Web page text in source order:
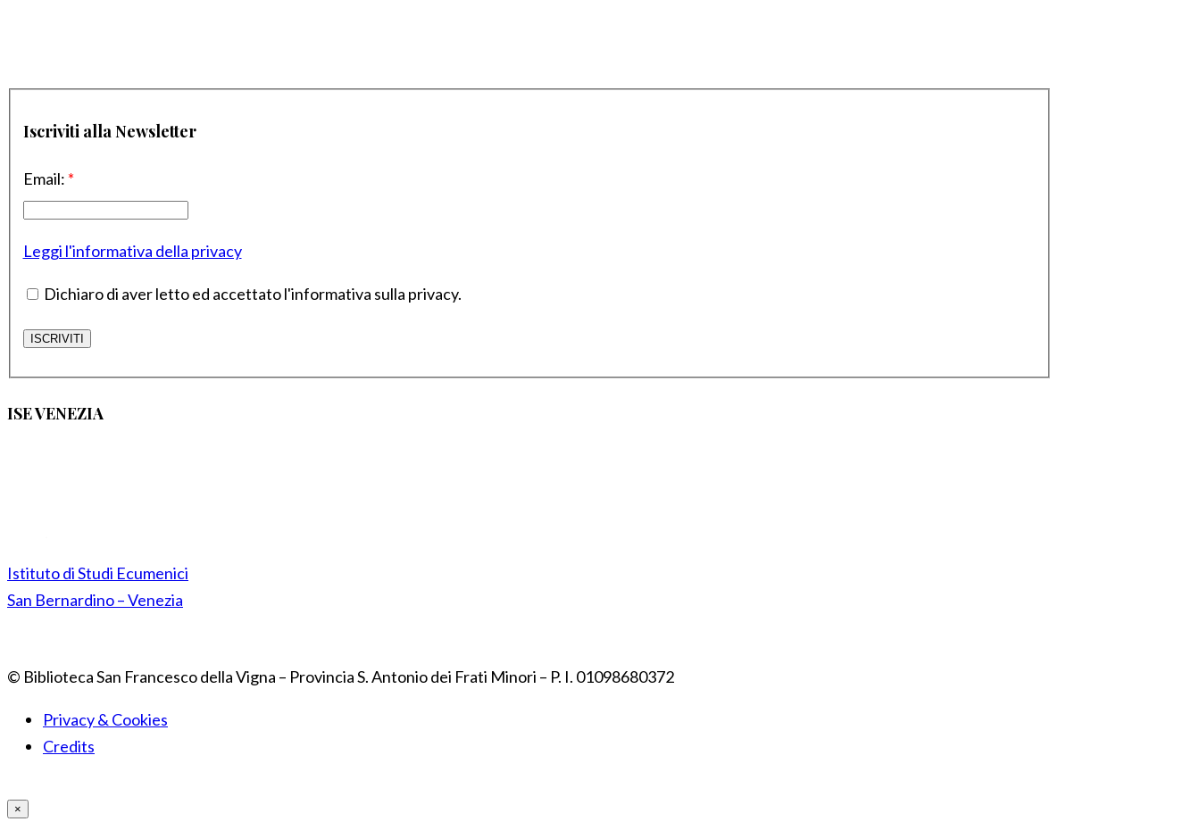
Iscriviti alla Newsletter
Email: *
Leggi l'informativa della privacy
Dichiaro di aver letto ed accettato l'informativa sulla privacy.
ISE VENEZIA
Istituto di Studi Ecumenici
San Bernardino – Venezia
© Biblioteca San Francesco della Vigna – Provincia S. Antonio dei Frati Minori – P. I. 01098680372
Privacy & Cookies
Credits
×